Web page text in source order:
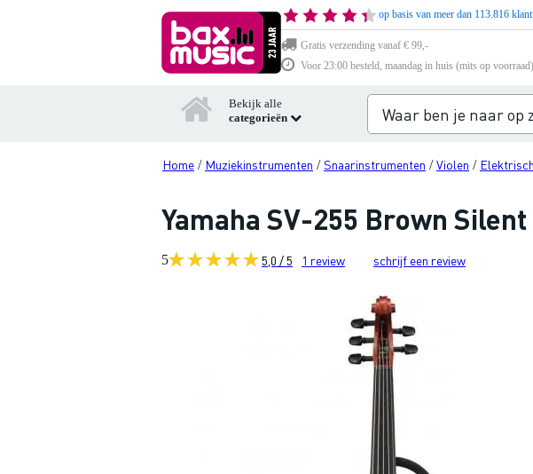
op basis van meer dan 113.816
Gratis verzending vanaf € 99,-
Voor 23:00 besteld, maandag in huis (mits op voorraad)
Bekijk alle
categorieën
Home / Muziekinstrumenten /Snaarinstrumenten /Violen /
Yamaha SV-255 Brown
5 5,0 / 5 1 review schrijf een review